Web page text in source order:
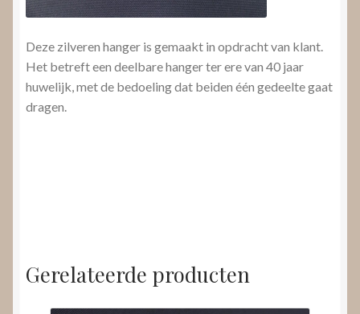
Deze zilveren hanger is gemaakt in opdracht van klant.
Het betreft een deelbare hanger ter ere van 40 jaar
huwelijk, met de bedoeling dat beiden één gedeelte gaat
dragen.
Gerelateerde producten